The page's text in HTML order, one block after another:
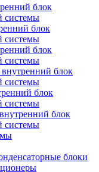
блок
системы
блок
системы
блок
системы
блок
системы
блок
системы
блок
системы
блоки